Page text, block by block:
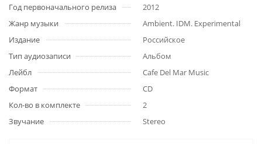
Год первоначального релиза
2012
Жанр музыки
Ambient. IDM. Experimental
Издание
Российское
Тип аудиозаписи
Альбом
Лейбл
Cafe Del Mar Music
Формат
CD
Кол-во в комплекте
2
Звучание
Stereo